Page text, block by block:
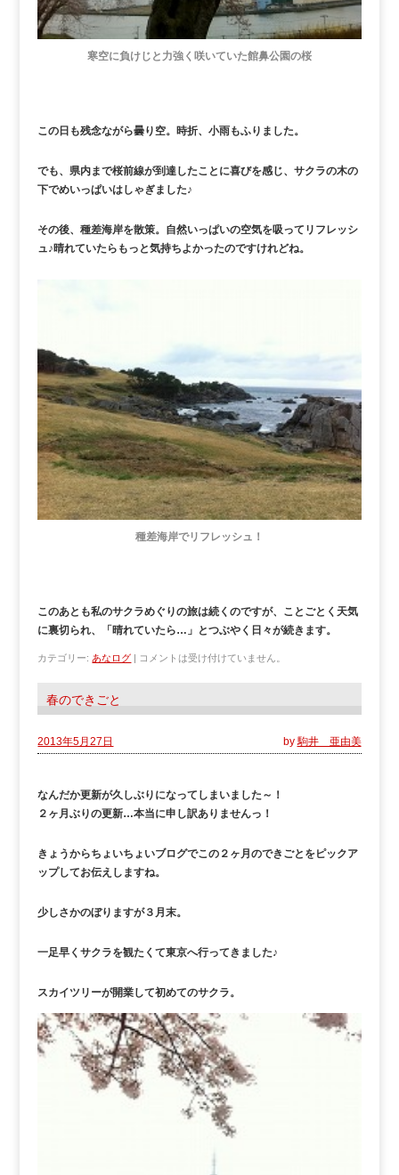
寒空に負けじと力強く咲いていた館鼻公園の桜
この日も残念ながら曇り空。時折、小雨もふりました。
でも、県内まで桜前線が到達したことに喜びを感じ、サクラの木の
下でめいっぱいはしゃぎました♪
その後、種差海岸を散策。自然いっぱいの空気を吸ってリフレッシ
ュ♪晴れていたらもっと気持ちよかったのですけれどね。
種差海岸でリフレッシュ！
このあとも私のサクラめぐりの旅は続くのですが、ことごとく天気
に裏切られ、「晴れていたら…」とつぶやく日々が続きます。
カテゴリー: あなログ | コメントは受け付けていません。
春のできごと
2013年5月27日 by駒井 亜由美
なんだか更新が久しぶりになってしまいました～！
２ヶ月ぶりの更新…本当に申し訳ありませんっ！
きょうからちょいちょいブログでこの２ヶ月のできごとをピックア
ップしてお伝えしますね。
少しさかのぼりますが３月末。
一足早くサクラを観たくて東京へ行ってきました♪
スカイツリーが開業して初めてのサクラ。